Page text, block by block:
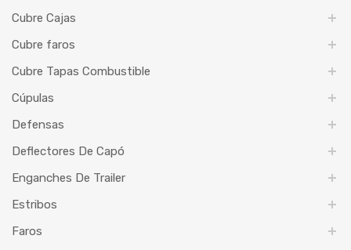
Cubre Cajas
Cubre faros
Cubre Tapas Combustible
Cúpulas
Defensas
Deflectores De Capó
Enganches De Trailer
Estribos
Faros